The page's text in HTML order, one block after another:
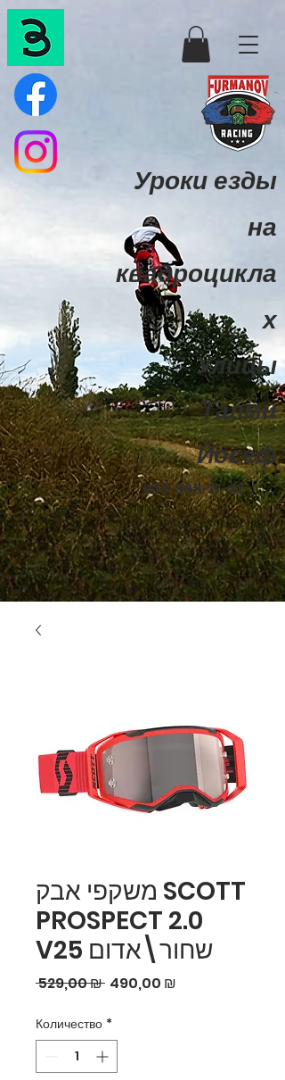
Уроки езды
на
квадроцикла
х
Улицы
Талми
Йосеф
052-888-77-37
משקפי אבק SCOTT
PROSPECT 2.0
V25 שחור\אדום
529,00 ₪ Обычная
490,00 ₪
Количество *